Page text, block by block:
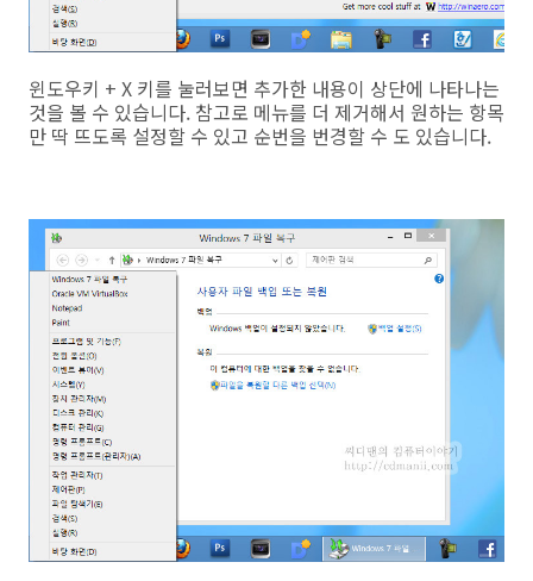
윈도우키 + X 키를 눌러보면 추가한 내용이 상단에 나타나는
것을 볼 수 있습니다. 참고로 메뉴를 더 제거해서 원하는 항목
만 딱 뜨도록 설정할 수 있고 순번을 번경할 수 도 있습니다.